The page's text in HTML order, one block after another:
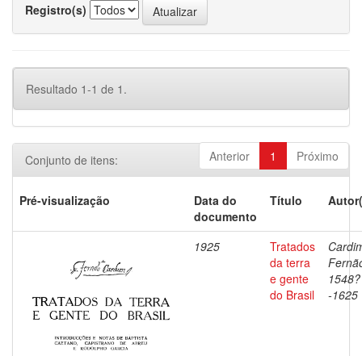
Registro(s)
Resultado 1-1 de 1.
Anterior 1 Próximo
Conjunto de itens:
Pré-visualização
Data do
documento
Título
1925
Tratados
da terra
e gente
do Brasil
1548?
-1625